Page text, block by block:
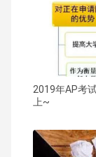
2019年AP考
上~